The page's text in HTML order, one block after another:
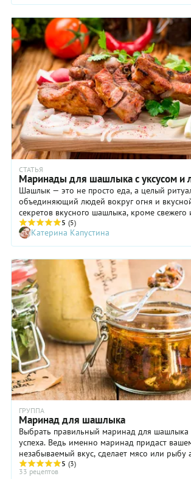
приготовить маринад, и поделимся
рецептами.
СТАТЬЯ
Маринады для шашлыка с уксусом и
Шашлык — это не просто еда, а целый
объединяющий людей вокруг огня и
секретов вкусного шашлыка, кроме свежего
мяса, кроется в маринаде. Именно он
аромат и нежность. Рассказываем о самых
и чем хороши именно эти ингредиенты.
5 (5)
Катерина Капустина
ГРУППА
Маринад для шашлыка
Выбрать правильный маринад для шашлыка
успеха. Ведь именно маринад придаст
незабываемый вкус, сделает мясо или
сочными. Маринады для шашлыка могут быть
универсальными, обычно они готовятся на
5 (3)
33 рецептов